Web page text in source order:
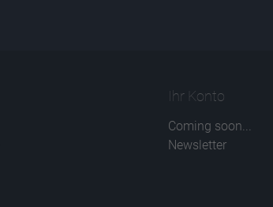
Ihr Konto
Coming soon...
Newsletter